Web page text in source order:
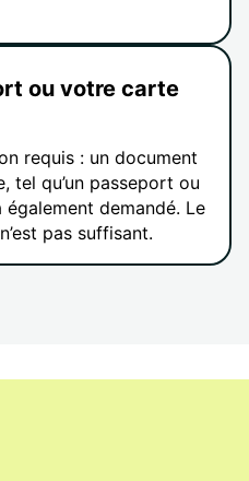
ou votre carte
requis : un document
tel qu’un passeport ou
également demandé. Le
pas suffisant.